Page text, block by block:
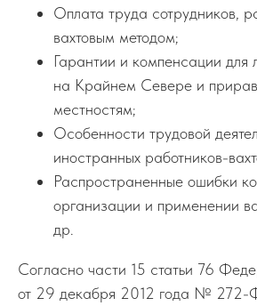
Оплата труда сотрудников,
вахтовым методом;
Гарантии и компенсации для
на Крайнем Севере и
местностям;
Особенности трудовой
иностранных работников-
Распространенные ошибки
организации и применении
др.
Согласно части 15 статьи 76
от 29 декабря 2012 года №